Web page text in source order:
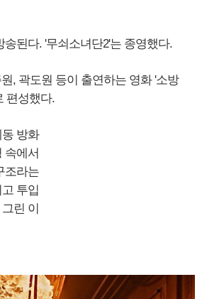
송된다. '무쇠소녀단2'는 종영했다.
, 곽도원 등이 출연하는 영화 '소방
편성했다.
동 방화
속에서
조라는
투입
린 이